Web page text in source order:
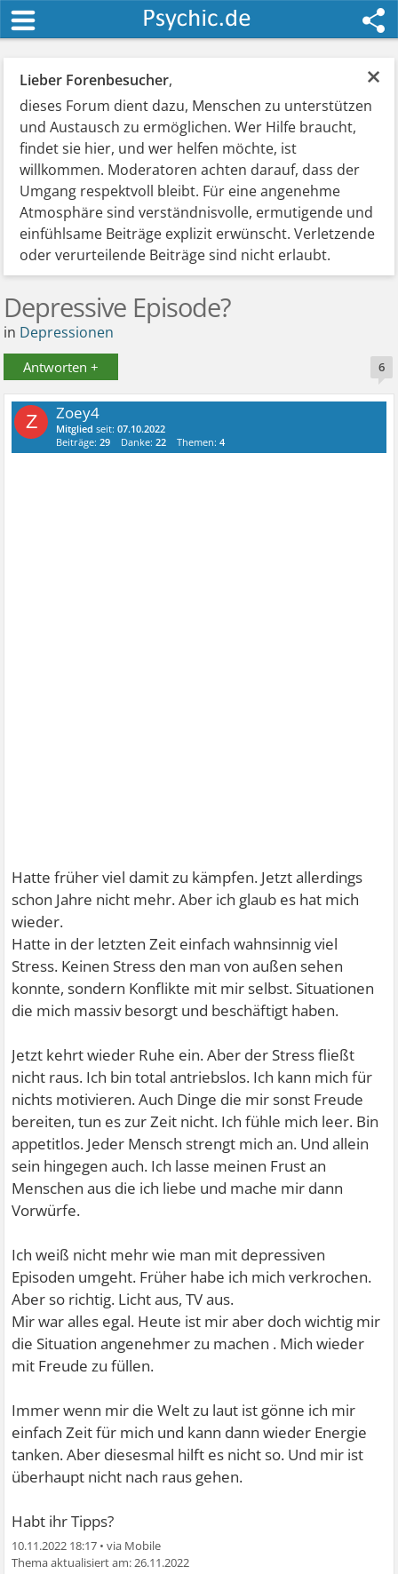
×
Lieber Forenbesucher,
dieses Forum dient dazu, Menschen zu unterstützen
und Austausch zu ermöglichen. Wer Hilfe braucht,
findet sie hier, und wer helfen möchte, ist
willkommen. Moderatoren achten darauf, dass der
Umgang respektvoll bleibt. Für eine angenehme
Atmosphäre sind verständnisvolle, ermutigende und
einfühlsame Beiträge explizit erwünscht. Verletzende
oder verurteilende Beiträge sind nicht erlaubt.
Depressive Episode?
in Depressionen
Antworten + 6
Z Zoey4
Mitglied seit:07.10.2022
Beiträge:29 Danke:22 Themen:4
Hatte früher viel damit zu kämpfen. Jetzt allerdings
schon Jahre nicht mehr. Aber ich glaub es hat mich
wieder.
Hatte in der letzten Zeit einfach wahnsinnig viel
Stress. Keinen Stress den man von außen sehen
konnte, sondern Konflikte mit mir selbst. Situationen
die mich massiv besorgt und beschäftigt haben.
Jetzt kehrt wieder Ruhe ein. Aber der Stress fließt
nicht raus. Ich bin total antriebslos. Ich kann mich für
nichts motivieren. Auch Dinge die mir sonst Freude
bereiten, tun es zur Zeit nicht. Ich fühle mich leer. Bin
appetitlos. Jeder Mensch strengt mich an. Und allein
sein hingegen auch. Ich lasse meinen Frust an
Menschen aus die ich liebe und mache mir dann
Vorwürfe.
Ich weiß nicht mehr wie man mit depressiven
Episoden umgeht. Früher habe ich mich verkrochen.
Aber so richtig. Licht aus, TV aus.
Mir war alles egal. Heute ist mir aber doch wichtig mir
die Situation angenehmer zu machen . Mich wieder
mit Freude zu füllen.
Immer wenn mir die Welt zu laut ist gönne ich mir
einfach Zeit für mich und kann dann wieder Energie
tanken. Aber diesesmal hilft es nicht so. Und mir ist
überhaupt nicht nach raus gehen.
Habt ihr Tipps?
10.11.2022 18:17 •
26.11.2022